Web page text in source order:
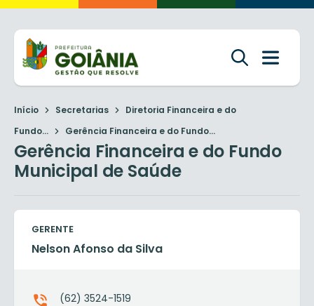
Início Secretarias
Diretoria Financeira e do
Fundo...
Gerência Financeira e do Fundo...
Gerência Financeira e do Fundo
Municipal de Saúde
GERENTE
Nelson Afonso da Silva
(62) 3524-1519